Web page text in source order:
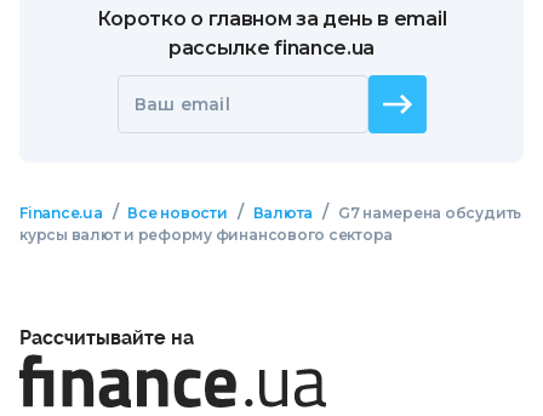
Коротко о главном за день в email
рассылке finance.ua
Ваш email
Finance.ua / Все новости / Валюта /
G7 намерена обсудить
курсы валют и реформу финансового сектора
Рассчитывайте на